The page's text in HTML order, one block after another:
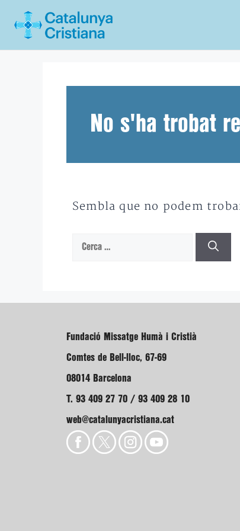
No s'ha trobat
Sembla que no podem
Cerca:
Fundació Missatge Humà i Cristià
Comtes de Bell-lloc, 67-69
08014 Barcelona
T. 93 409 27 70 / 93 409 28 10
web@catalunyacristiana.cat